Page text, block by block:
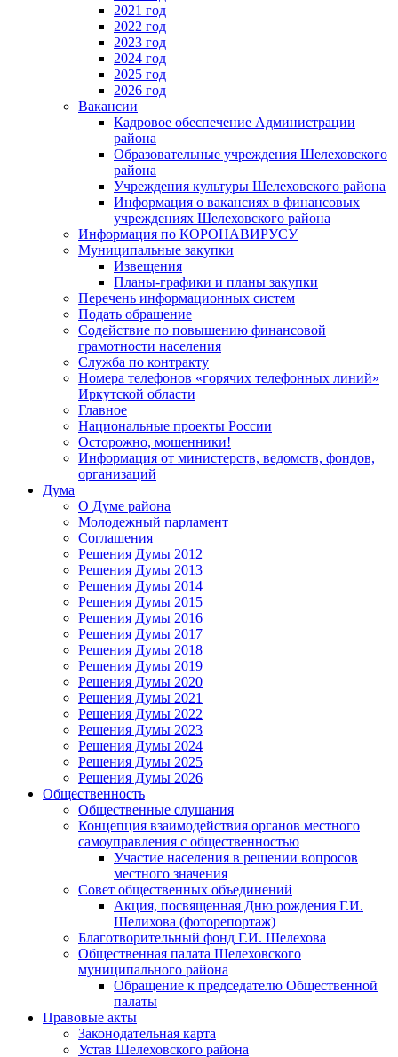
2021 год
2022 год
2023 год
2024 год
2025 год
2026 год
Вакансии
Кадровое обеспечение Администрации
района
Образовательные учреждения Шелеховского
района
Учреждения культуры Шелеховского района
Информация о вакансиях в финансовых
учреждениях Шелеховского района
Информация по КОРОНАВИРУСУ
Муниципальные закупки
Извещения
Планы-графики и планы закупки
Перечень информационных систем
Подать обращение
Содействие по повышению финансовой
грамотности населения
Служба по контракту
Номера телефонов «горячих телефонных линий»
Иркутской области
Главное
Национальные проекты России
Осторожно, мошенники!
Информация от министерств, ведомств, фондов,
организаций
Дума
О Думе района
Молодежный парламент
Соглашения
Решения Думы 2012
Решения Думы 2013
Решения Думы 2014
Решения Думы 2015
Решения Думы 2016
Решения Думы 2017
Решения Думы 2018
Решения Думы 2019
Решения Думы 2020
Решения Думы 2021
Решения Думы 2022
Решения Думы 2023
Решения Думы 2024
Решения Думы 2025
Решения Думы 2026
Общественность
Общественные слушания
Концепция взаимодействия органов местного
самоуправления с общественностью
Участие населения в решении вопросов
местного значения
Совет общественных объединений
Акция, посвященная Дню рождения Г.И.
Шелихова (фоторепортаж)
Благотворительный фонд Г.И. Шелехова
Общественная палата Шелеховского
муниципального района
Обращение к председателю Общественной
палаты
Правовые акты
Законодательная карта
Устав Шелеховского района